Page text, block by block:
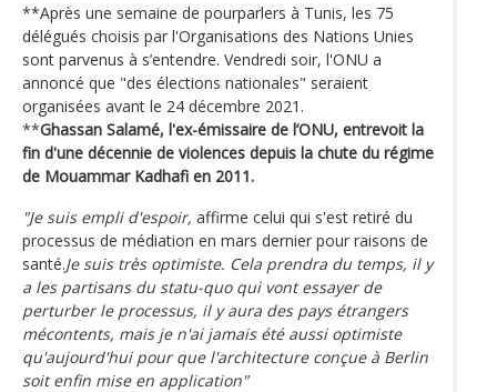
**Après une semaine de pourparlers à Tunis, les 75
délégués choisis par l'Organisations des Nations Unies
sont parvenus à s’entendre. Vendredi soir, l'ONU a
annoncé que "des élections nationales" seraient
organisées avant le 24 décembre 2021.
**Ghassan Salamé, l'ex-émissaire de l’ONU, entrevoit la
fin d'une décennie de violences depuis la chute du régime
de Mouammar Kadhafi en 2011.
"Je suis empli d'espoir, affirme celui qui s'est retiré du
processus de médiation en mars dernier pour raisons de
santé.Je suis très optimiste. Cela prendra du temps, il y
a les partisans du statu-quo qui vont essayer de
perturber le processus, il y aura des pays étrangers
mécontents, mais je n'ai jamais été aussi optimiste
qu'aujourd'hui pour que l'architecture conçue à Berlin
soit enfin mise en application"